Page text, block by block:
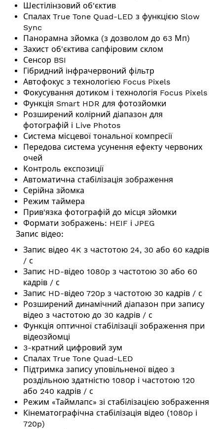
Шестілінзовий об'єктив
Спалах True Tone Quad-LED з функцією Slow
Sync
Панорамна зйомка (з дозволом до 63 Мп)
Захист об'єктива сапфіровим склом
Сенсор BSI
Гібридний інфрачервоний фільтр
Автофокус з технологією Focus Pixels
Фокусування дотиком і технологія Focus Pixels
Функція Smart HDR для фотозйомки
Розширений колірний діапазон для
фотографій і Live Photos
Система місцевої тональної компресії
Передова система усунення ефекту червоних
очей
Контроль експозиції
Автоматична стабілізація зображення
Серійна зйомка
Режим таймера
Прив'язка фотографій до місця зйомки
Формати зображень: HEIF і JPEG
Запис відео:
Запис відео 4K з частотою 24, 30 або 60 кадрів
/ с
Запис HD-відео 1080p з частотою 30 або 60
кадрів / с
Запис HD-відео 720p з частотою 30 кадрів / с
Розширений динамічний діапазон при запису
відео з частотою до 30 кадрів / с
Функція оптичної стабілізації зображення при
відеозйомці
3-кратний цифровий зум
Спалах True Tone Quad-LED
Підтримка запису уповільненої відео з
роздільною здатністю 1080р і частотою 120
або 240 кадрів / с
Режим «Таймлапс» зі стабілізацією зображення
Кінематографічна стабілізація відео (1080p і
720p)